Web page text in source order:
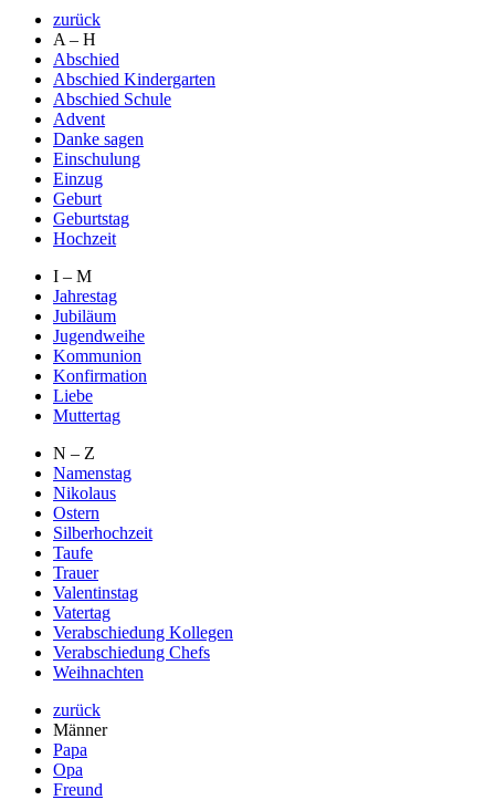
zurück
A – H
Abschied
Abschied Kindergarten
Abschied Schule
Advent
Danke sagen
Einschulung
Einzug
Geburt
Geburtstag
Hochzeit
I – M
Jahrestag
Jubiläum
Jugendweihe
Kommunion
Konfirmation
Liebe
Muttertag
N – Z
Namenstag
Nikolaus
Ostern
Silberhochzeit
Taufe
Trauer
Valentinstag
Vatertag
Verabschiedung Kollegen
Verabschiedung Chefs
Weihnachten
zurück
Männer
Papa
Opa
Freund